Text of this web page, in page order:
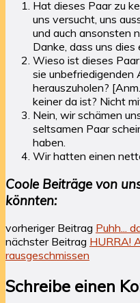
Hat dieses Paar zu
uns versucht, uns
und auch ansonsten
Danke, dass uns dies
Wieso ist dieses
sie unbefriedigenden
herauszuholen?
keiner da ist? Nicht
Nein, wir schämen
seltsamen Paar
haben.
Wir hatten einen
Coole Beiträge von
könnten:
vorheriger Beitrag Puhh...
nächster Beitrag HURRA!
rausgeschmissen
Schreibe einen